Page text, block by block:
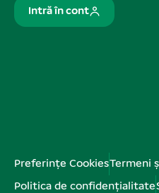
Intră în cont
Preferințe CookiesTermeni
Politica de confidențialitate